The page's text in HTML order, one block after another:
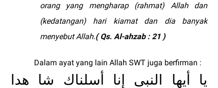
orang yang mengharap (rahmat) Allah dan
(kedatangan) hari kiamat dan dia banyak
menyebut Allah.( Qs. Al-ahzab : 21 )
Dalam ayat yang lain Allah SWT juga berfirman :
يا أيها النبى إنا أسلناك شا هدا